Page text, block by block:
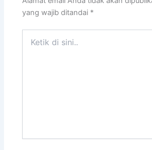
yang wajib ditandai *